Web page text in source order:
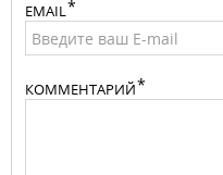
EMAIL
КОММЕНТАРИЙ